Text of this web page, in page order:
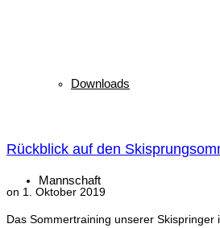
Downloads
Mannschaft
Rückblick auf den
on 1. Oktober 2019
Das Sommertraining unserer Skispringer